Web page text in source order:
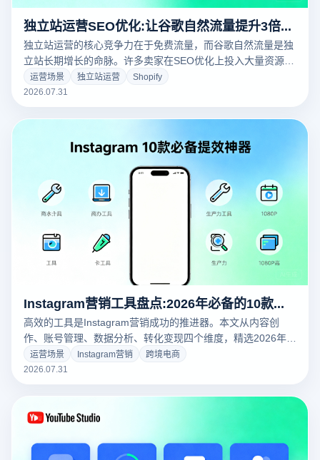
独立站运营SEO优化:让谷歌自然流量提升3倍的实战技巧
独立站运营的核心竞争力在于免费流量，而谷歌自然流量是独
立站长期增长的命脉。许多卖家在SEO优化上投入大量资源却
收效甚微，根源在于缺乏系统化的优化策略。本文从技术
SEO、内容建设、外链策略、数据分析四大维度，为您深度拆
运营场景 独立站运营
Shopify
2026.07.31
Instagram营销工具盘点:2026年必备的10款提效神器
高效的工具是Instagram营销成功的推进器。本文从内容创
作、账号管理、数据分析、转化变现四个维度，精选2026年
Instagram营销必备的10款提效神器，涵盖Canva、CapCut、
指纹浏览器等行业标杆工具，帮你快速构建高效的Instagram
运营场景 Instagram营销
跨境电商
2026.07.31